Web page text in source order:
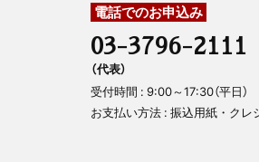
電話でのお申込み
03-3796-2111
（代表）
受付時間 : 9:00～17:30（平日）
お支払い方法 : 振込用紙・クレ